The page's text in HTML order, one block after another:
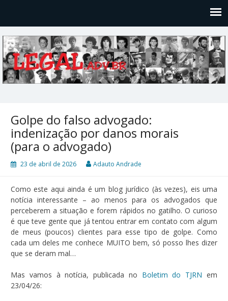
Golpe do falso advogado:
indenização por danos morais
(para o advogado)
23 de abril de 2026 Adauto Andrade
Como este aqui ainda é um blog jurídico (às vezes), eis uma
notícia interessante – ao menos para os advogados que
perceberem a situação e forem rápidos no gatilho. O curioso
é que teve gente que já tentou entrar em contato com algum
de meus (poucos) clientes para esse tipo de golpe. Como
cada um deles me conhece MUITO bem, só posso lhes dizer
que se deram mal…
Mas vamos à notícia, publicada no Boletim do TJRN em
23/04/26: